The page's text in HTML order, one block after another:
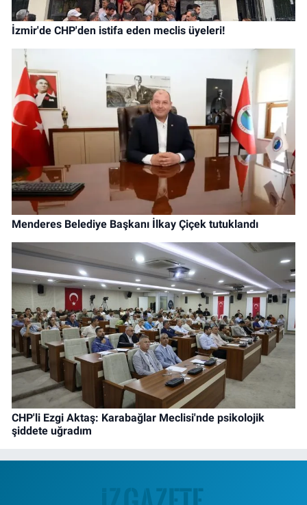
İzmir'de CHP'den istifa eden meclis üyeleri!
Menderes Belediye Başkanı İlkay Çiçek tutuklandı
CHP'li Ezgi Aktaş: Karabağlar Meclisi'nde psikolojik
şiddete uğradım